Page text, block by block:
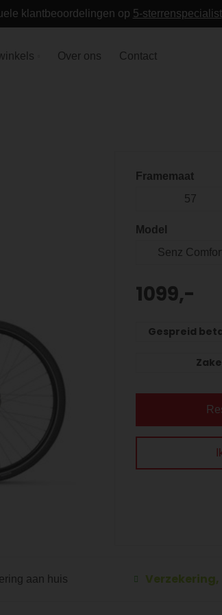
klantbeoordelingen op 5-sterrenspecialist
Over ons Contact
Framemaat
57
Model
Senz
1099,-
Gespreid
aan huis